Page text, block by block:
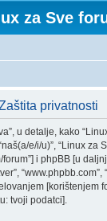
za Sve
privatnosti
u detalje, kako
e/i/u)”, “Linux za
i phpBB [u
“www.phpbb.com”,
[korištenjem
tvoji podatci].